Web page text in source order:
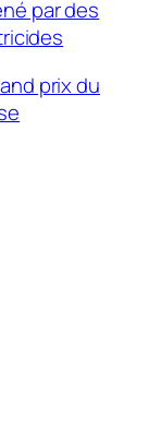
par des
prix du